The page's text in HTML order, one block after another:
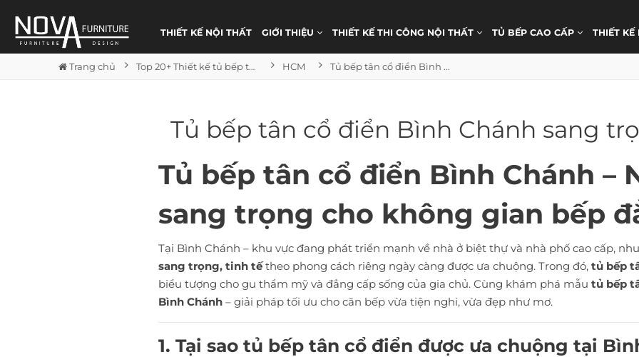
THIẾT KẾ NỘI THẤT GIỚI THIỆU THIẾT KẾ THI CÔNG NỘI THẤT TỦ BẾP CAO CẤP THIẾT
Trang chủ Top 20+ Thiết kế tủ bếp tân cổ điển đẹp HCM Tủ bếp tân cổ điển Bình Chánh sang trọng đẳng cấp
Tủ bếp tân cổ điển Bình Chánh sang
Tủ bếp tân cổ điển Bình Chánh –
sang trọng cho không gian bếp
Tại Bình Chánh – khu vực đang phát triển mạnh về nhà ở biệt thự và nhà phố cao cấp,
sang trọng, tinh tếtheo phong cách riêng ngày càng được ưa chuộng. Trong đó, tủ bếp
biểu tượng cho gu thẩm mỹ và đẳng cấp sống của gia chủ. Cùng khám phá mẫu tủ bếp
Bình Chánh – giải pháp tối ưu cho căn bếp vừa tiện nghi, vừa đẹp như mơ.
1. Tại sao tủ bếp tân cổ điển được ưa chuộng tại